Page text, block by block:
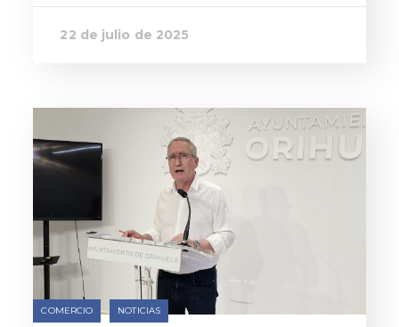
22 de julio de 2025
COMERCIO NOTICIAS